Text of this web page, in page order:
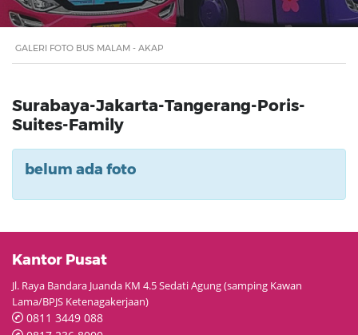
GALERI FOTO BUS MALAM - AKAP
Surabaya-Jakarta-Tangerang-Poris-
Suites-Family
belum ada foto
Kantor Pusat
Jl. Raya Bandara Juanda KM 4.5 Sedati Agung (samping Kawan
Lama/BPJS Ketenagakerjaan)
0811 3449 088